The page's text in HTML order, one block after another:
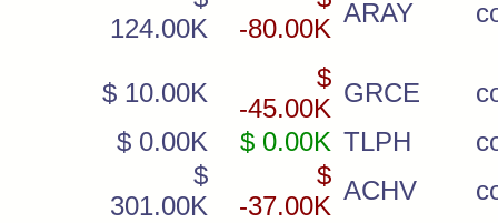
124.00K
-80.00K
ARAY
$ 10.00K
$
-45.00K
GRCE
$ 0.00K
$ 0.00K TLPH
$
301.00K
$
-37.00K
ACHV